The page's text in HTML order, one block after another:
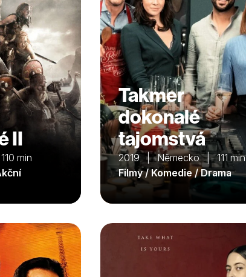
II
min
Takmer
dokonalé
tajomstvá
2019 | Německo | 111 min
Filmy / Komedie / Drama